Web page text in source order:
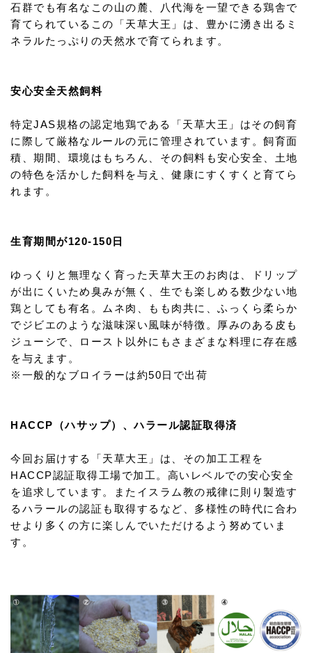
石群でも有名なこの山の麓、八代海を一望できる鶏舎で
育てられているこの「天草大王」は、豊かに湧き出るミ
ネラルたっぷりの天然水で育てられます。
安心安全天然飼料
特定JAS規格の認定地鶏である「天草大王」はその飼育
に際して厳格なルールの元に管理されています。飼育面
積、期間、環境はもちろん、その飼料も安心安全、土地
の特色を活かした飼料を与え、健康にすくすくと育てら
れます。
生育期間が120-150日
ゆっくりと無理なく育った天草大王のお肉は、ドリップ
が出にくいため臭みが無く、生でも楽しめる数少ない地
鶏としても有名。ムネ肉、もも肉共に、ふっくら柔らか
でジビエのような滋味深い風味が特徴。厚みのある皮も
ジューシで、ロースト以外にもさまざまな料理に存在感
を与えます。
※一般的なブロイラーは約50日で出荷
HACCP（ハサップ）、ハラール認証取得済
今回お届けする「天草大王」は、その加工工程を
HACCP認証取得工場で加工。高いレベルでの安心安全
を追求しています。またイスラム教の戒律に則り製造す
るハラールの認証も取得するなど、多様性の時代に合わ
せより多くの方に楽しんでいただけるよう努めていま
す。